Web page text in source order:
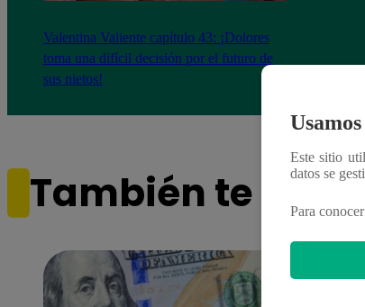
Valentina Valiente capítulo 43: ¡Dolores
toma una difícil decisión por el futuro de
sus nietos!
También te
Este sitio
datos se
Para